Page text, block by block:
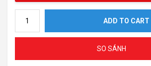
ADD TO CART
SO SÁNH